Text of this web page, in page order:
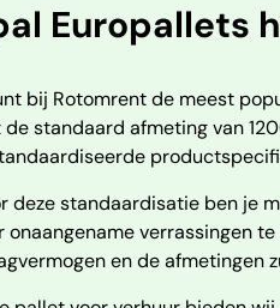
Europallets
bij Rotomrent de meest
de standaard afmeting van
deze standaardisatie ben je
onaangename verrassingen
en de afmetingen